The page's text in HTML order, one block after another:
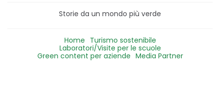
Storie da un mondo più verde
Home Turismo sostenibile
Laboratori/Visite per le scuole
Green content per aziende Media Partner